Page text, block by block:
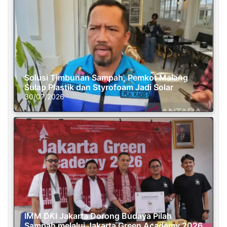
Solusi Timbunan Sampah, Pemkot Malang
Sulap Plastik dan Styrofoam Jadi Solar
30/07/2026
IMM DKI Jakarta Dorong Budaya Pilah